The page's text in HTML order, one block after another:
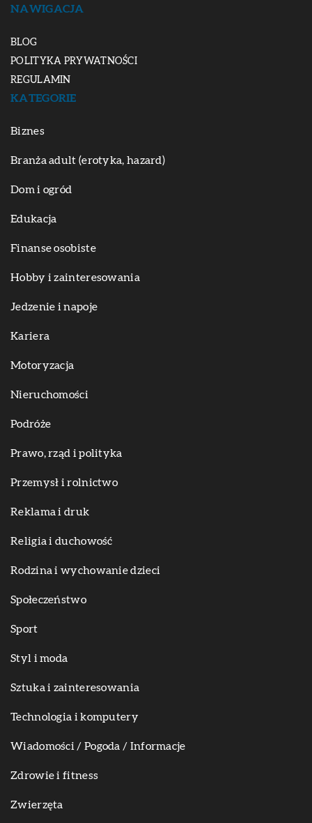
NAWIGACJA
BLOG
POLITYKA PRYWATNOŚCI
REGULAMIN
KATEGORIE
Biznes
Branża adult (erotyka, hazard)
Dom i ogród
Edukacja
Finanse osobiste
Hobby i zainteresowania
Jedzenie i napoje
Kariera
Motoryzacja
Nieruchomości
Podróże
Prawo, rząd i polityka
Przemysł i rolnictwo
Reklama i druk
Religia i duchowość
Rodzina i wychowanie dzieci
Społeczeństwo
Sport
Styl i moda
Sztuka i zainteresowania
Technologia i komputery
Wiadomości / Pogoda / Informacje
Zdrowie i fitness
Zwierzęta